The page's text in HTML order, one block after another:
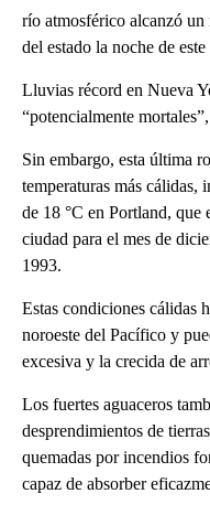
río atmosférico alcanzó
del estado la noche de
Lluvias récord en Nueva
“potencialmente
Sin embargo, esta última
temperaturas más cálidas,
de 18 °C en Portland, que
ciudad para el mes de
1993.
Estas condiciones cálidas
noroeste del Pacífico y
excesiva y la crecida de
Los fuertes aguaceros
desprendimientos de
quemadas por incendios
capaz de absorber